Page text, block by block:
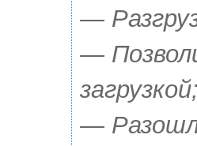
—
—
загрузкой;
—